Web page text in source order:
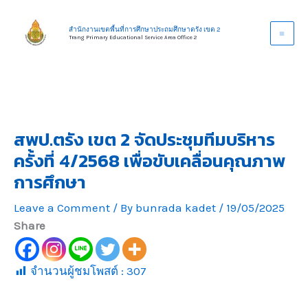
content
สำนักงานเขตพื้นที่การศึกษาประถมศึกษาตรัง เขต 2
Trang Primary Educational Service Area Office 2
สพป.ตรัง เขต 2 จัดประชุมทีมบริหาร
ครั้งที่ 4/2568 เพื่อขับเคลื่อนคุณภาพ
การศึกษา
Leave a Comment / By bunrada kadet / 19/05/2025
Share
จำนวนผู้ชมโพสต์ : 307